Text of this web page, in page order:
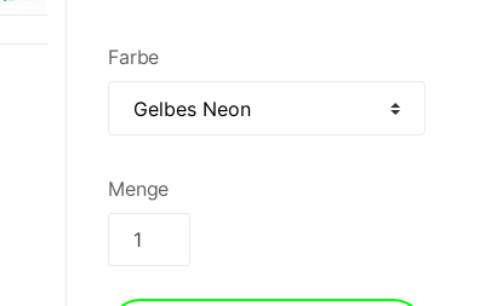
Farbe
Menge